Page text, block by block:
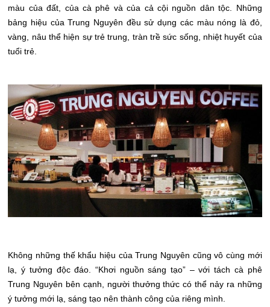
màu của đất, của cà phê và của cả cội nguồn dân tộc. Những
bảng hiệu của Trung Nguyên đều sử dụng các màu nóng là đỏ,
vàng, nâu thể hiện sự trẻ trung, tràn trề sức sống, nhiệt huyết của
tuổi trẻ.
Không những thế khẩu hiệu của Trung Nguyên cũng vô cùng mới
lạ, ý tưởng độc đáo. “Khơi nguồn sáng tạo” – với tách cà phê
Trung Nguyên bên cạnh, người thưởng thức có thể nảy ra những
ý tưởng mới lạ, sáng tạo nên thành công của riêng mình.